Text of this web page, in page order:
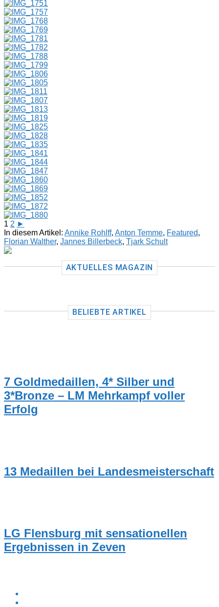
1 2 ►
In diesem Artikel: Annike Rohlff, Anton Temme, Featured,
Florian Walther, Jannes Billerbeck, Tjark Schult
AKTUELLES MAGAZIN
BELIEBTE ARTIKEL
7 Goldmedaillen, 4* Silber und
3*Bronze – LM Mehrkampf voller
Erfolg
13 Medaillen bei Landesmeisterschaft
LG Flensburg mit sensationellen
Ergebnissen in Zeven